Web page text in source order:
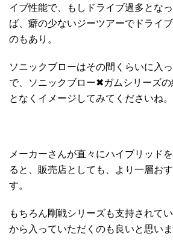
イブ性能で、もしドライブ過多とな
ば、癖の少ないジーツアーでドライ
のもあり。
ソニックブローはその間くらいに入
で、ソニックブロー✖︎ガムシリーズ
となくイメージしてみてくださいね。
メーカーさんが直々にハイブリッド
ると、販売店としても、より一層お
す。
もちろん剛戦シリーズも支持されて
から入っていただくのも良いと思いま